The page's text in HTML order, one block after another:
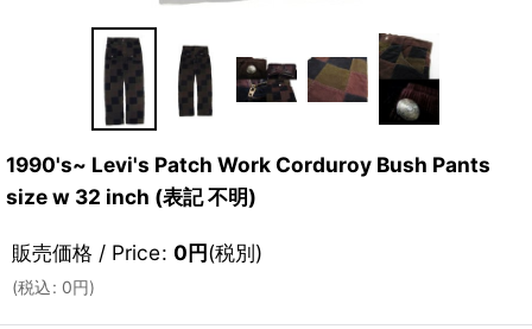
1990's~ Levi's Patch Work Corduroy Bush Pants
size w 32 inch (表記 不明)
販売価格 / Price: 0円(税別)
(税込: 0円)